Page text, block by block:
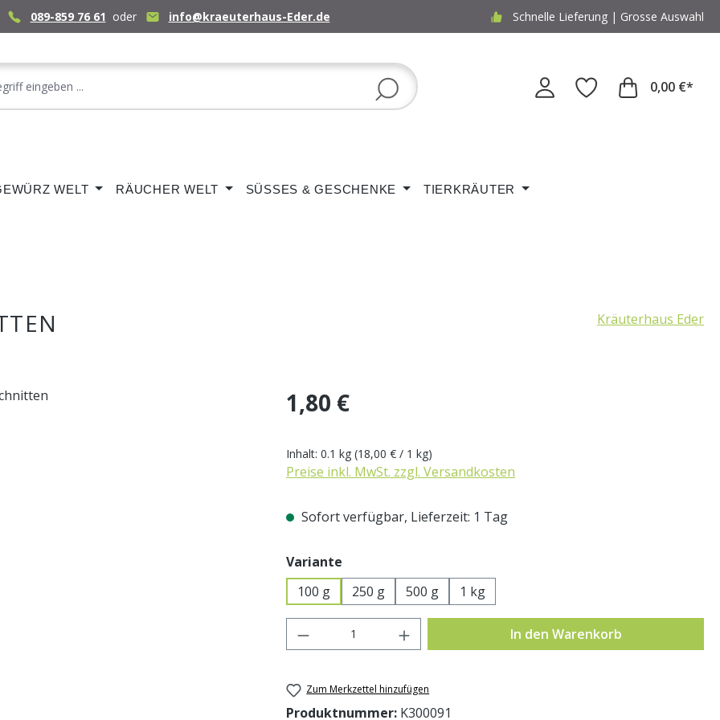
089-859 76 61 oder info@kraeuterhaus-Eder.de Schnelle Lieferung | Grosse Auswahl
0,00 €*
WELT RÄUCHER WELT SÜSSES & GESCHENKE TIERKRÄUTER
Kräuterhaus Eder
Regulärer Preis:
1,80 €
Inhalt: 0.1 kg (18,00 € / 1 kg)
Preise inkl. MwSt. zzgl. Versandkosten
Sofort verfügbar, Lieferzeit: 1 Tag
Variante
100 g
250 g 500 g 1 kg
Produkt Anzahl: Gib den gewünschten Wert
In den Warenkorb
Zum Merkzettel hinzufügen
Produktnummer: K300091